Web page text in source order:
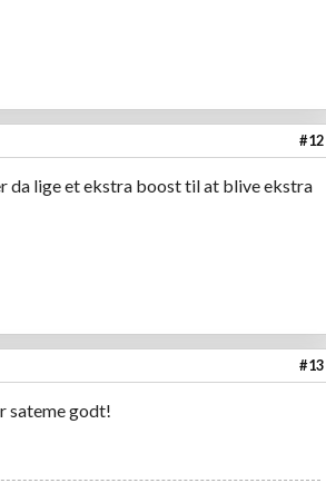
#12
da lige et ekstra boost til at blive ekstra
#13
sateme godt!